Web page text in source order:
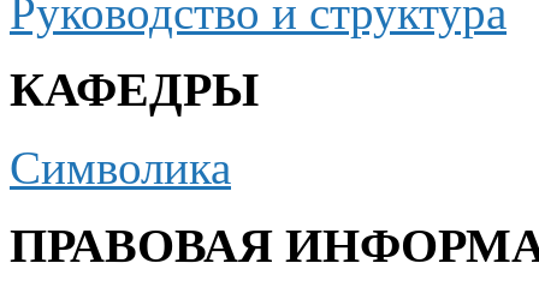
Руководство и структура
КАФЕДРЫ
Символика
ПРАВОВАЯ